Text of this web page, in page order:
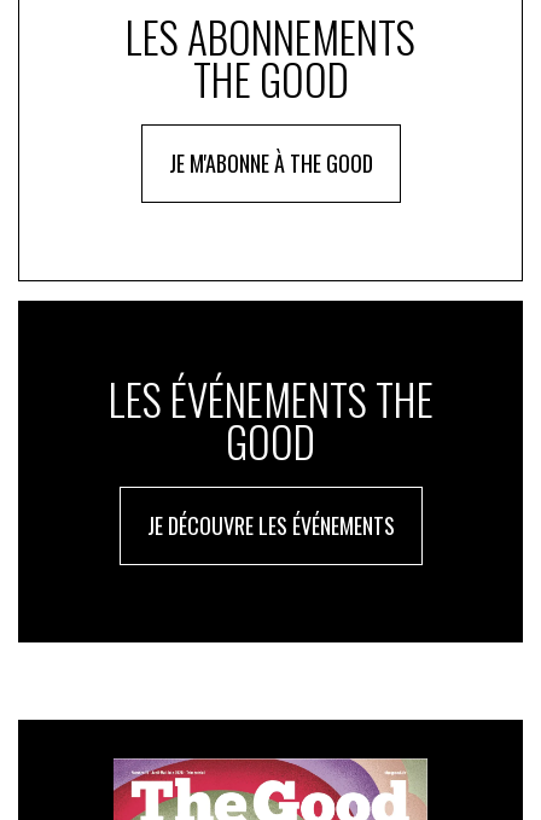
LES ABONNEMENTS
THE GOOD
JE M'ABONNE À THE GOOD
LES ÉVÉNEMENTS THE
GOOD
JE DÉCOUVRE LES ÉVÉNEMENTS